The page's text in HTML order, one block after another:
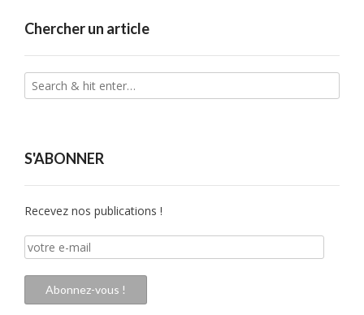
Chercher un article
S'ABONNER
Recevez nos publications !
votre
e-
mail
Abonnez-vous !